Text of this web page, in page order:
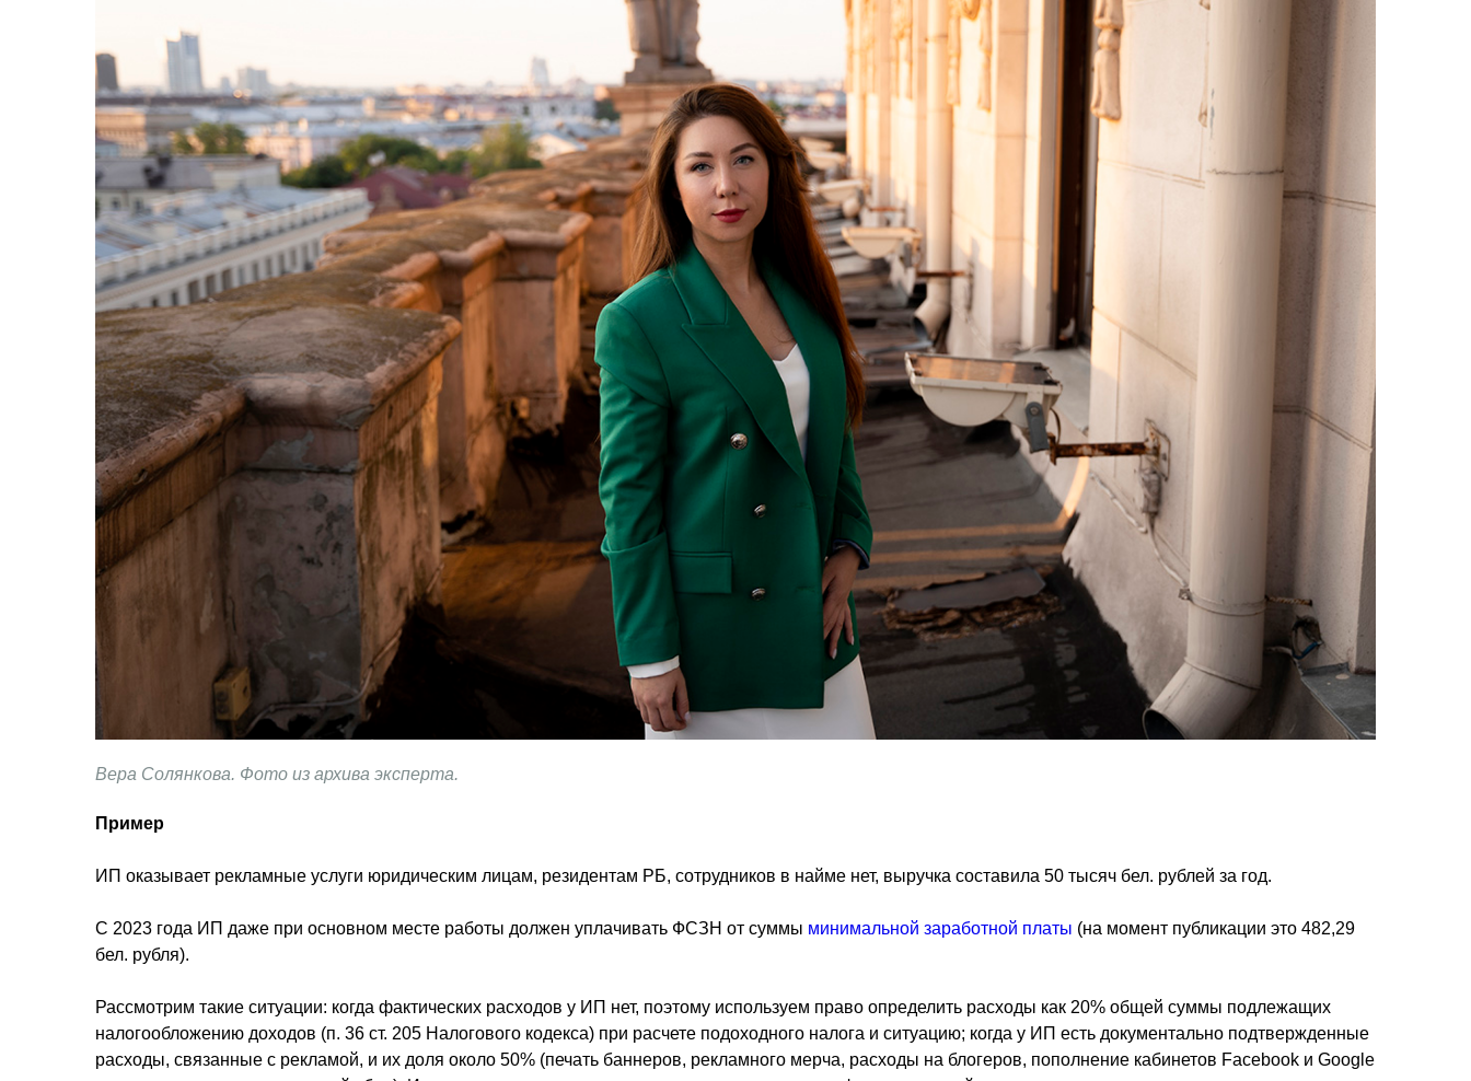
Вера Солянкова. Фото из архива эксперта.
Пример
ИП оказывает рекламные услуги юридическим лицам, резидентам РБ, сотрудников в найме нет, выручка составила 50 тысяч бел. рублей за год.
С 2023 года ИП даже при основном месте работы должен уплачивать ФСЗН от суммы минимальной заработной платы (на момент публикации это 482,29
бел. рубля).
Рассмотрим такие ситуации: когда фактических расходов у ИП нет, поэтому используем право определить расходы как 20% общей суммы подлежащих
налогообложению доходов (п. 36 ст. 205 Налогового кодекса) при расчете подоходного налога и ситуацию; когда у ИП есть документально подтвержденные
расходы, связанные с рекламой, и их доля около 50% (печать баннеров, рекламного мерча, расходы на блогеров, пополнение кабинетов Facebook и Google